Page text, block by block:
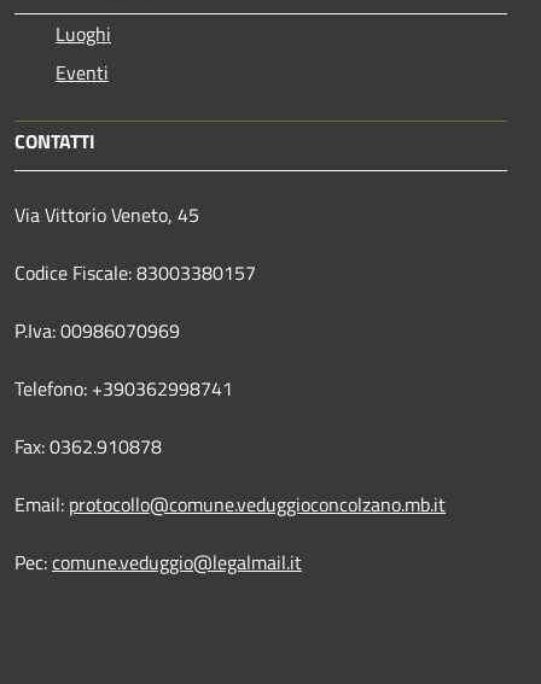
Luoghi
Eventi
CONTATTI
Via Vittorio Veneto, 45
Codice Fiscale: 83003380157
P.Iva: 00986070969
Telefono: +390362998741
Fax: 0362.910878
Email: protocollo@comune.veduggioconcolzano.mb.it
Pec:comune.veduggio@legalmail.it